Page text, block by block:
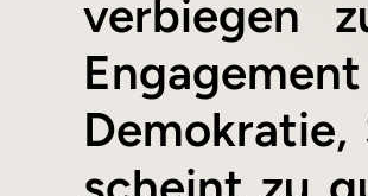
verbiegen